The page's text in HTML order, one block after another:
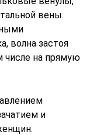
вены.
волна застоя
числе на прямую
и